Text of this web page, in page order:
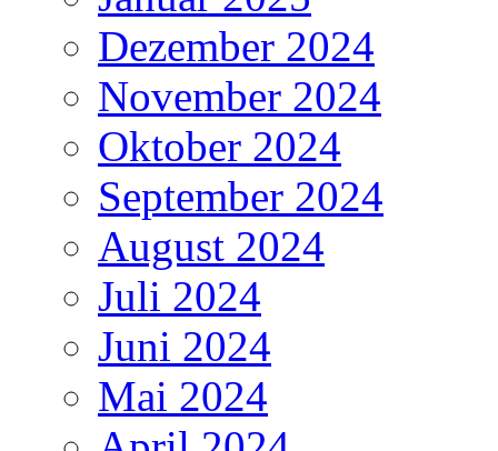
Dezember 2024
November 2024
Oktober 2024
September 2024
August 2024
Juli 2024
Juni 2024
Mai 2024